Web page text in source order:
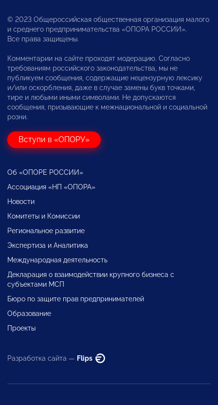
© 2023 Общероссийская общественная организация малого
и среднего предпринимательства «ОПОРА РОССИИ».
Все права защищены.
Комментарии на сайте проходят модерацию. Согласно
требованиям российского законодательства, мы не
публикуем сообщения, содержащие нецензурную лексику
и/или оскорбления, даже в случае замены букв точками,
тире и любыми иными символами. Не допускаются
сообщения, призывающие к межнациональной и социальной
розни.
Вступи в «ОПОРУ»
Об «ОПОРЕ РОССИИ»
Ассоциация «НП «ОПОРА»
Новости
Комитеты и Комиссии
Региональное развитие
Экспертиза и Аналитика
Международная деятельность
Декларация о взаимодействии крупного бизнеса с
субъектами МСП
Бюро по защите прав предпринимателей
Образование
Проекты
Разработка сайта — Flips